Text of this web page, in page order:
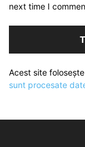
next time I
Acest site
sunt procesate